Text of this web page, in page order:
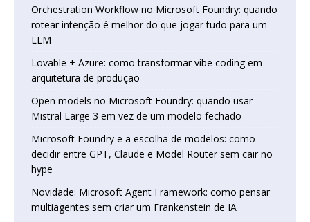
Orchestration Workflow no Microsoft Foundry: quando
rotear intenção é melhor do que jogar tudo para um
LLM
Lovable + Azure: como transformar vibe coding em
arquitetura de produção
Open models no Microsoft Foundry: quando usar
Mistral Large 3 em vez de um modelo fechado
Microsoft Foundry e a escolha de modelos: como
decidir entre GPT, Claude e Model Router sem cair no
hype
Novidade: Microsoft Agent Framework: como pensar
multiagentes sem criar um Frankenstein de IA